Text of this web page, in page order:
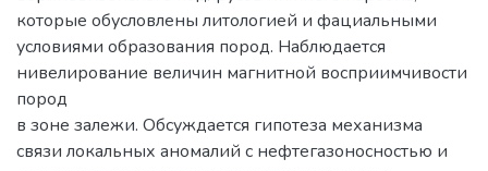
которые обусловлены литологией и фациальными
условиями образования пород. Наблюдается
нивелирование величин магнитной восприимчивости
пород
в зоне залежи. Обсуждается гипотеза механизма
связи локальных аномалий с нефтегазоносностью и